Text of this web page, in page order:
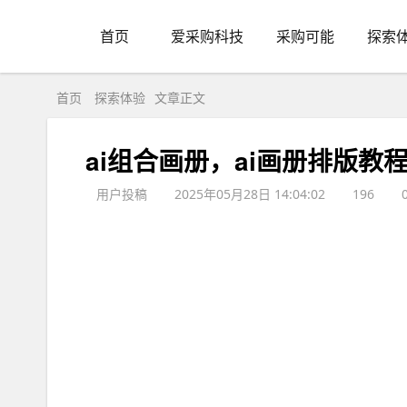
首页 爱采购科技 采购可能 探索
首页 探索体验 文章正文
ai组合画册，ai画册排版教
用户投稿 2025年05月28日 14:04:02 196